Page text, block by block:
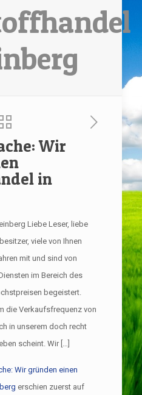
Wir
in
Liebe Leser, liebe
viele von Ihnen
mit und sind von
im Bereich des
begeistert.
die Verkaufsfrequenz von
in unserem doch recht
scheint. Wir […]
Wir gründen einen
erschien zuerst auf